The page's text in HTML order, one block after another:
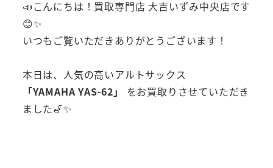
📣こんにちは！買取専門店 大吉いずみ中央店です
😊✨
いつもご覧いただきありがとうございます！
本日は、人気の高いアルトサックス
「YAMAHA YAS-62」
をお買取りさせていただき
ました🎷✨